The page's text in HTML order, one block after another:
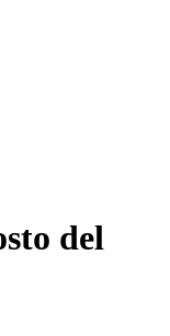
del